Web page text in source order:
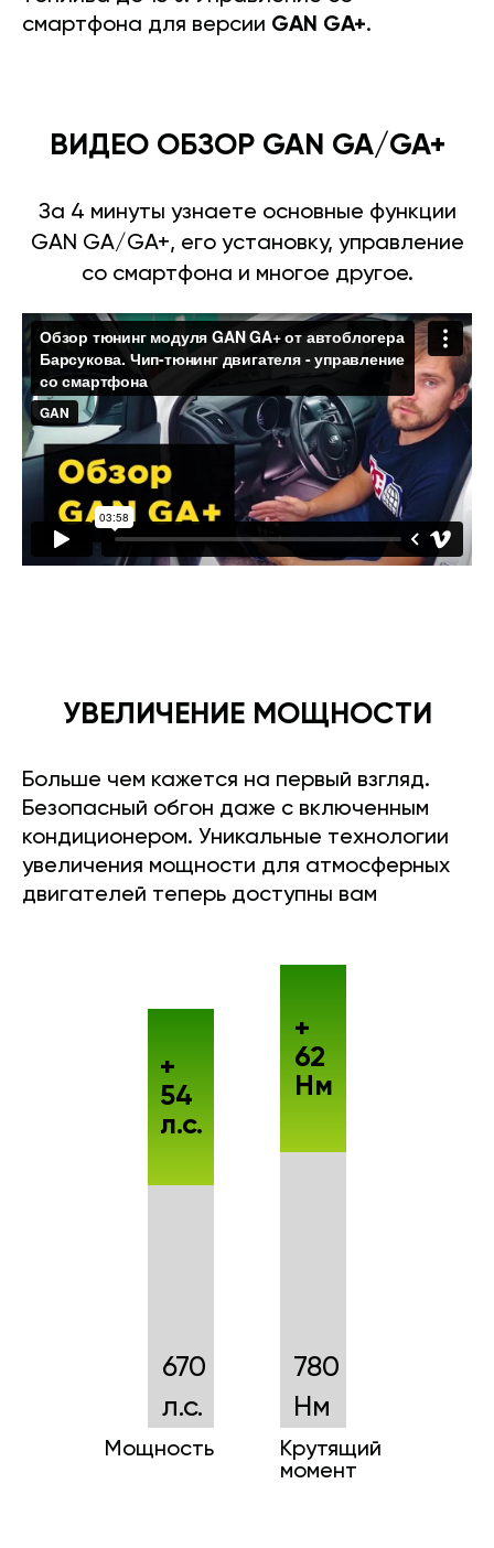
смартфона для версии GAN GA+.
ВИДЕО ОБЗОР GAN GA/GA+
За 4 минуты узнаете основные функции
GAN GA/GA+, его установку, управление
со смартфона и многое другое.
УВЕЛИЧЕНИЕ МОЩНОСТИ
Больше чем кажется на первый взгляд.
Безопасный обгон даже с включенным
кондиционером. Уникальные технологии
увеличения мощности для атмосферных
двигателей теперь доступны вам
670
л.с.
Мощность
+
54
л.с.
780
Нм
Крутящий
момент
+
62
Нм